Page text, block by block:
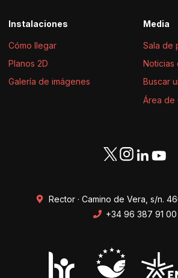
Instalaciones
Cómo llegar
Planos 2D
Galería de imágenes
Media
Sala de
Noticias
Buscar
Área de
Rector · Camino de Vera, s/n.
+34 96 387 91 00